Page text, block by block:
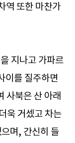
역 또한 마찬가
지나고 가파르
이를 질주하면
사북은 산 아래
욱 거셌고 차는
며, 간신히 들